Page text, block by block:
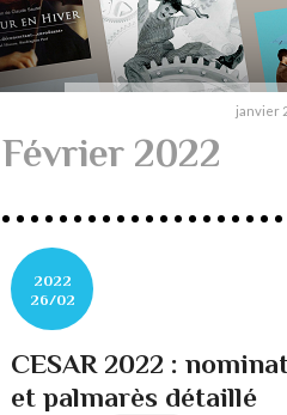
janvier
Février 2022
2022
26/02
CESAR 2022 :
et palmarès détaillé